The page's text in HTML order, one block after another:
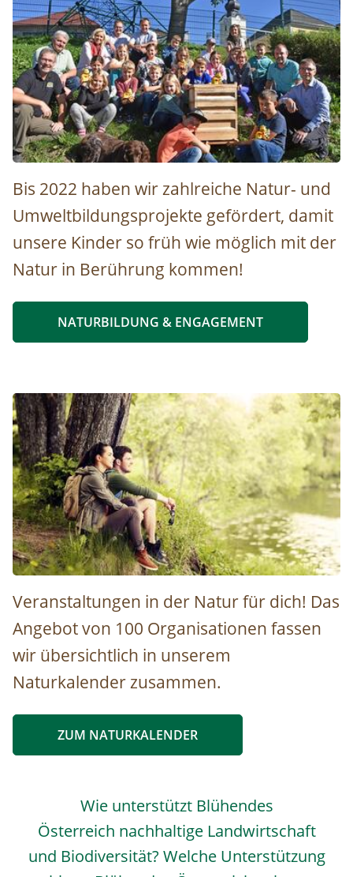
Insektenweide © Sabine Hummer
Bis 2022 haben wir zahlreiche Natur- und
Umweltbildungsprojekte gefördert, damit
unsere Kinder so früh wie möglich mit der
Natur in Berührung kommen!
NATURBILDUNG & ENGAGEMENT
Österreichs Naturschätze entdecken © Syda
Veranstaltungen in der Natur für dich! Das
Angebot von 100 Organisationen fassen
wir übersichtlich in unserem
Naturkalender zusammen.
ZUM NATURKALENDER
Wie unterstützt Blühendes
Österreich nachhaltige Landwirtschaft
und Biodiversität? Welche Unterstützung